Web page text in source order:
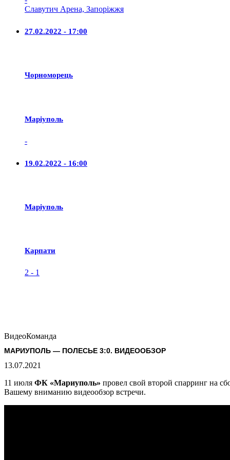
Славутич Арена, Запоріжжя
27.02.2022 - 17:00
Чорноморець
Маріуполь
-
19.02.2022 - 16:00
Маріуполь
Карпати
2 - 1
ВидеоКоманда
МАРИУПОЛЬ — ПОЛЕСЬЕ 3:0. ВИДЕООБЗОР
13.07.2021
11 июля ФК «Мариуполь» провел свой второй спарринг на
Вашему вниманию видеообзор встречи.